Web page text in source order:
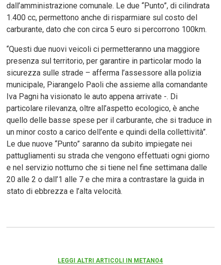
dall’amministrazione comunale. Le due “Punto”, di cilindrata
1.400 cc, permettono anche di risparmiare sul costo del
carburante, dato che con circa 5 euro si percorrono 100km.
“Questi due nuovi veicoli ci permetteranno una maggiore
presenza sul territorio, per garantire in particolar modo la
sicurezza sulle strade – afferma l’assessore alla polizia
municipale, Piarangelo Paoli che assieme alla comandante
Iva Pagni ha visionato le auto appena arrivate -. Di
particolare rilevanza, oltre all’aspetto ecologico, è anche
quello delle basse spese per il carburante, che si traduce in
un minor costo a carico dell’ente e quindi della collettività”.
Le due nuove “Punto” saranno da subito impiegate nei
pattugliamenti su strada che vengono effettuati ogni giorno
e nel servizio notturno che si tiene nel fine settimana dalle
20 alle 2 o dall’1 alle 7 e che mira a contrastare la guida in
stato di ebbrezza e l’alta velocità.
LEGGI ALTRI ARTICOLI IN METANO4